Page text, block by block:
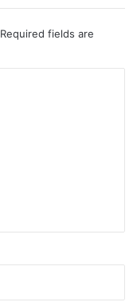
Required fields are